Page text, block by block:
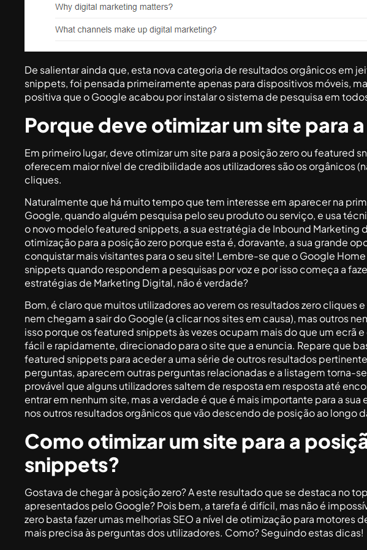
De salientar ainda que, esta nova categoria de resultados orgânicos em
snippets, foi pensada primeiramente apenas para dispositivos móveis,
positiva que o Google acabou por instalar o sistema de pesquisa em
Porque deve otimizar um site para
Em primeiro lugar, deve otimizar um site para a posição zero ou featured
oferecem maior nível de credibilidade aos utilizadores são os orgânicos
cliques.
Naturalmente que há muito tempo que tem interesse em aparecer na
Google, quando alguém pesquisa pelo seu produto ou serviço, e usa
o novo modelo featured snippets, a sua estratégia de Inbound Marketing
otimização para a posição zero porque esta é, doravante, a sua grande
conquistar mais visitantes para o seu site! Lembre-se que o Google
snippets quando respondem a pesquisas por voz e por isso começa a
estratégias de Marketing Digital, não é verdade?
Bom, é claro que muitos utilizadores ao verem os resultados zero cliques
nem chegam a sair do Google (a clicar nos sites em causa), mas outros
isso porque os featured snippets às vezes ocupam mais do que um ecrã
fácil e rapidamente, direcionado para o site que a enuncia. Repare que
featured snippets para aceder a uma série de outros resultados
perguntas, aparecem outras perguntas relacionadas e a listagem torna-
provável que alguns utilizadores saltem de resposta em resposta até
entrar em nenhum site, mas a verdade é que é mais importante para a
nos outros resultados orgânicos que vão descendo de posição ao longo
Como otimizar um site para a
snippets?
Gostava de chegar à posição zero? A este resultado que se destaca no
apresentados pelo Google? Pois bem, a tarefa é difícil, mas não é
zero basta fazer umas melhorias SEO a nível de otimização para motores
mais precisa às perguntas dos utilizadores. Como? Seguindo estas dicas!